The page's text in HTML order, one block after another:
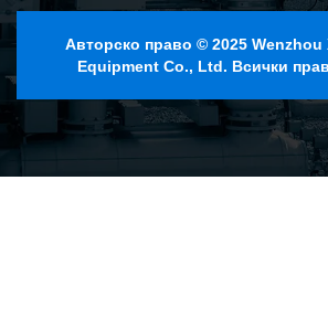
Авторско право © 2025 Wenzhou
Equipment Co., Ltd. Всички